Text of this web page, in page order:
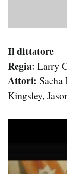
Il dittatore
Regia: Larry
Attori:
Kingsley,